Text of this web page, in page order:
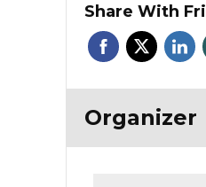
Share With
Organizer